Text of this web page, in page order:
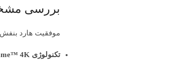
بررسی
موفقیت هارد بنفش
تکنولوژی AllFrame™ 4K: